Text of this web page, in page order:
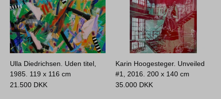
Ulla Diedrichsen. Uden titel,
1985. 119 x 116 cm
21.500 DKK
Karin Hoogesteger. Unveiled
#1, 2016. 200 x 140 cm
35.000 DKK